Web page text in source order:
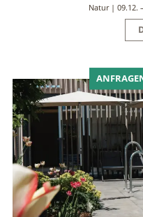
Natur | 09.12.